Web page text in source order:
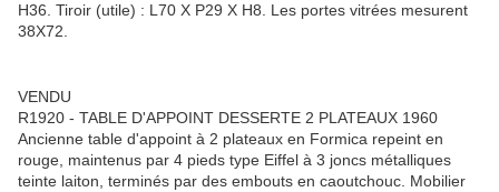
H36. Tiroir (utile) : L70 X P29 X H8. Les portes vitrées mesurent
38X72.
VENDU
R1920 - TABLE D'APPOINT DESSERTE 2 PLATEAUX 1960
Ancienne table d'appoint à 2 plateaux en Formica repeint en
rouge, maintenus par 4 pieds type Eiffel à 3 joncs métalliques
teinte laiton, terminés par des embouts en caoutchouc. Mobilier